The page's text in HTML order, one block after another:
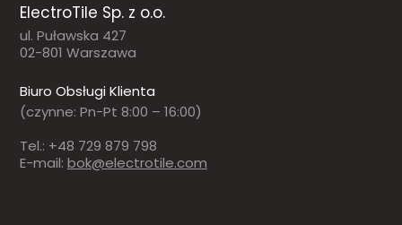
ElectroTile Sp. z o.o.
ul. Puławska 427
02-801 Warszawa
Biuro Obsługi Klienta
(czynne: Pn-Pt 8:00 – 16:00)
Tel.: +48 729 879 798
E-mail: bok@electrotile.com